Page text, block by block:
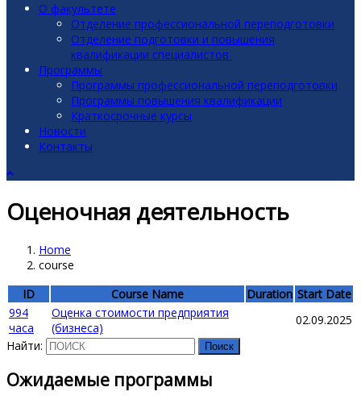
О факультете
Отделение профессиональной переподготовки
Отделение подготовки и повышения
квалификации специалистов
Программы
Программы профессиональной переподготовки
Программы повышения квалификации
Краткосрочные курсы
Новости
Контакты
Оценочная деятельность
Home
course
ID
Course Name Duration Start Date
994
часа
Оценка стоимости предприятия
(бизнеса)
02.09.2025
Найти:
Ожидаемые программы